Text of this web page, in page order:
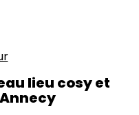
lieu cosy et